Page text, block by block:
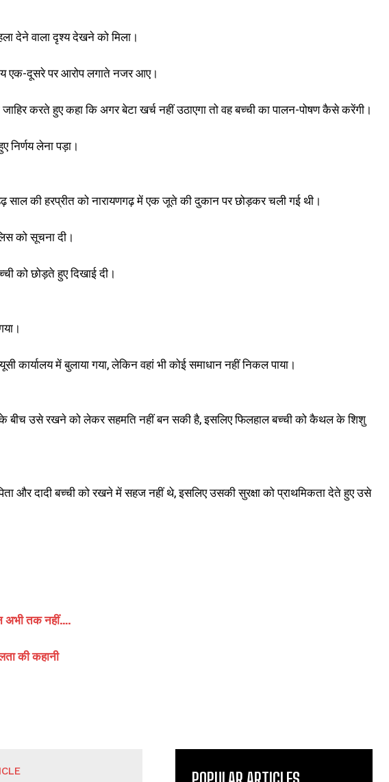
देने वाला दृश्य देखने को मिला।
एक-दूसरे पर आरोप लगाते नजर आए।
करते हुए कहा कि अगर बेटा खर्च नहीं उठाएगा तो वह बच्ची का पालन-पोषण कैसे करेंगी।
निर्णय लेना पड़ा।
साल की हरप्रीत को नारायणगढ़ में एक जूते की दुकान पर छोड़कर चली गई थी।
को सूचना दी।
को छोड़ते हुए दिखाई दी।
कार्यालय में बुलाया गया, लेकिन वहां भी कोई समाधान नहीं निकल पाया।
के बीच उसे रखने को लेकर सहमति नहीं बन सकी है, इसलिए फिलहाल बच्ची को कैथल के शिशु
और दादी बच्ची को रखने में सहज नहीं थे, इसलिए उसकी सुरक्षा को प्राथमिकता देते हुए उसे
तक नहीं….
की कहानी